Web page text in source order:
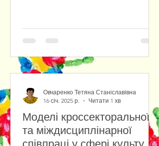
Моделі кроссекторальної
та міждисциплінарної
Овчаренко Тетяна Станіславівна
16 січ. 2025 р.
Читати 1 хв